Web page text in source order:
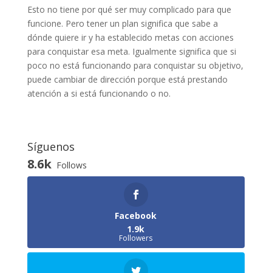
Esto no tiene por qué ser muy complicado para que
funcione. Pero tener un plan significa que sabe a
dónde quiere ir y ha establecido metas con acciones
para conquistar esa meta. Igualmente significa que si
poco no está funcionando para conquistar su objetivo,
puede cambiar de dirección porque está prestando
atención a si está funcionando o no.
Síguenos
8.6k Follows
Facebook
1.9k
Followers